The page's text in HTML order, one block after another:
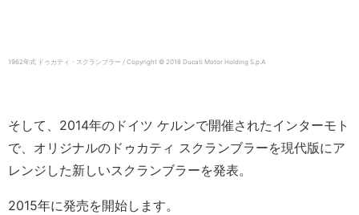
1962年式 ドゥカティ・スクランブラー / Copyright © 2018 Ducati Motor Holding S.p.A
そして、2014年のドイツ ケルンで開催されたインターモト
で、オリジナルのドゥカティ スクランブラーを現代版にア
レンジした新しいスクランブラーを発表。
2015年に発売を開始します。